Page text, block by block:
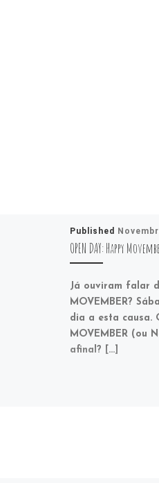
Published
OPEN DAY: Happy
Já ouviram falar
MOVEMBER?
dia a esta causa.
MOVEMBER (ou
afinal? […]